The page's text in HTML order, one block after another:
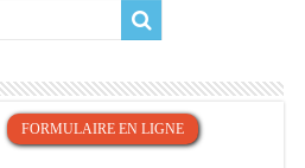
FORMULAIRE EN LIGNE